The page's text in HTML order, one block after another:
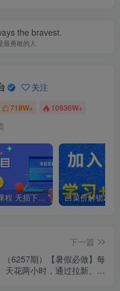
the bravest.
最勇敢的人
关注
718W+ 10936W+
全网VIP课程 无损下载~
下一篇
（6257期）【暑假必做】每
天花两小时，通过拉新、卖